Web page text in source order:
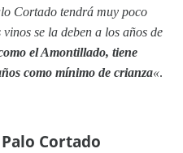
Cortado tendrá muy poco
se la deben a los años de
el Amontillado, tiene
como mínimo de crianza«.
Cortado